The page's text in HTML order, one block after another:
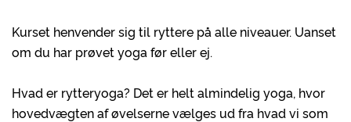
Kurset henvender sig til ryttere på alle niveauer. Uanset
om du har prøvet yoga før eller ej.
Hvad er rytteryoga? Det er helt almindelig yoga, hvor
hovedvægten af øvelserne vælges ud fra hvad vi som